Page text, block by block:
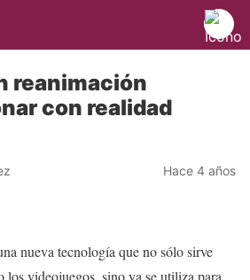
reanimación
con realidad
Hace 4 años
nueva tecnología que no sólo sirve
los videojuegos, sino ya se utiliza para